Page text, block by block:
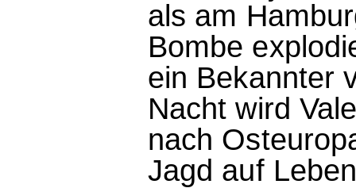
als am
Bombe
ein Bekannter
Nacht wird
nach
Jagd auf